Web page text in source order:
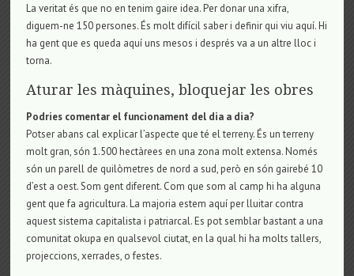
La veritat és que no en tenim gaire idea. Per donar una xifra,
diguem-ne 150 persones. És molt difícil saber i definir qui viu aquí. Hi
ha gent que es queda aquí uns mesos i després va a un altre lloc i
torna.
Aturar les màquines, bloquejar les obres
Podries comentar el funcionament del dia a dia?
Potser abans cal explicar l’aspecte que té el terreny. És un terreny
molt gran, són 1.500 hectàrees en una zona molt extensa. Només
són un parell de quilòmetres de nord a sud, però en són gairebé 10
d’est a oest. Som gent diferent. Com que som al camp hi ha alguna
gent que fa agricultura. La majoria estem aquí per lluitar contra
aquest sistema capitalista i patriarcal. Es pot semblar bastant a una
comunitat okupa en qualsevol ciutat, en la qual hi ha molts tallers,
projeccions, xerrades, o festes.